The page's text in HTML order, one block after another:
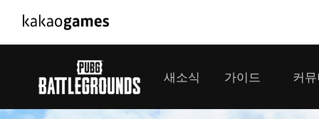
PC/모바일게임
도깨비의세계
배틀그라
새소식 가이드 커